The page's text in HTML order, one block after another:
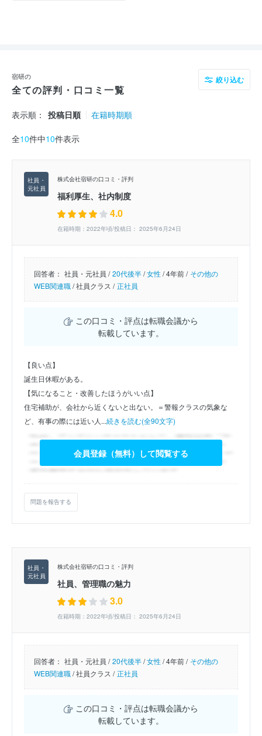
宿研の
全ての評判・口コミ一覧
絞り込む
表示順： 投稿日順 在籍時期順
全10件中10件表示
株式会社宿研の口コミ・評判
福利厚生、社内制度
4.0
在籍時期：2022年頃/投稿日： 2025年6月24日
回答者： 社員・元社員 / 20代後半/女性/4年前 / その他の
WEB関連職/社員クラス / 正社員
この口コミ・評点は転職会議から
転載しています。
【良い点】
誕生日休暇がある。
【気になること・改善したほうがいい点】
住宅補助が、会社から近くないと出ない。＝警報クラスの気象な
ど、有事の際には近い人...続きを読む(全90文字)
会員登録（無料）して閲覧する
問題を報告する
株式会社宿研の口コミ・評判
社員、管理職の魅力
3.0
在籍時期：2022年頃/投稿日： 2025年6月24日
回答者： 社員・元社員 / 20代後半/女性/4年前 / その他の
WEB関連職/社員クラス / 正社員
この口コミ・評点は転職会議から
転載しています。